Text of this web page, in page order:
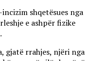
shqetësues nga
e ashpër fizike
gjatë rrahjes, njëri nga